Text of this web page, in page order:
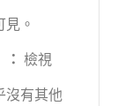
。
檢視
沒有其他